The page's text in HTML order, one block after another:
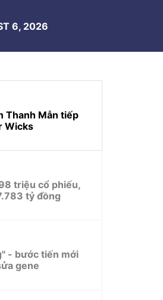
6, 2026
Thanh Mẫn tiếp
Wicks
triệu cổ phiếu,
tỷ đồng
- bước tiến mới
gene